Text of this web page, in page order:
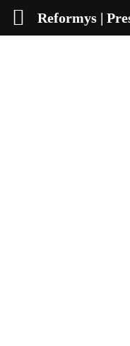
Reformys |